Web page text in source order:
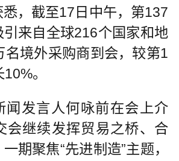
，截至17日中午，第137
引来自全球216个国家和地
名境外采购商到会，较第1
。
闻发言人何咏前在会上介
会继续发挥贸易之桥、合
期聚焦“先进制造”主题，